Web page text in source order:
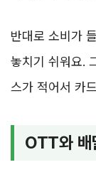
반대로 소비가
놓치기 쉬워요.
스가 적어서 카
OTT와 배